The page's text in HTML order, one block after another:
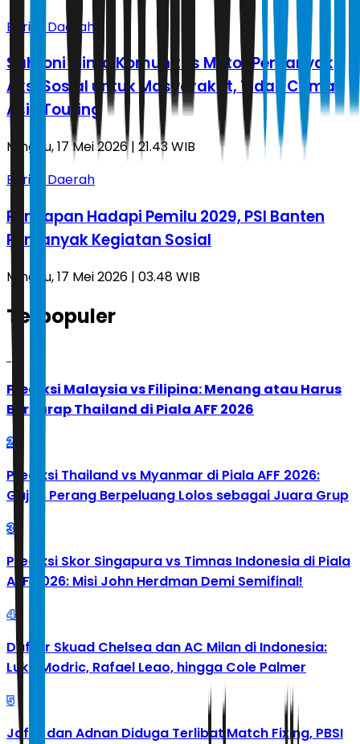
Berita Daerah
Sahroni Minta Komunitas Motor Perbanyak
Aksi Sosial untuk Masyarakat, Tidak Cuma
Asik Touring
Minggu, 17 Mei 2026 | 21.43 WIB
Berita Daerah
Persiapan Hadapi Pemilu 2029, PSI Banten
Perbanyak Kegiatan Sosial
Minggu, 17 Mei 2026 | 03.48 WIB
Terpopuler
Prediksi Malaysia vs Filipina: Menang atau Harus
Berharap Thailand di Piala AFF 2026
2
Prediksi Thailand vs Myanmar di Piala AFF 2026:
Gajah Perang Berpeluang Lolos sebagai Juara Grup
3
Prediksi Skor Singapura vs Timnas Indonesia di Piala
AFF 2026: Misi John Herdman Demi Semifinal!
4
Daftar Skuad Chelsea dan AC Milan di Indonesia:
Luka Modric, Rafael Leao, hingga Cole Palmer
5
Jafar dan Adnan Diduga Terlibat Match Fixing, PBSI